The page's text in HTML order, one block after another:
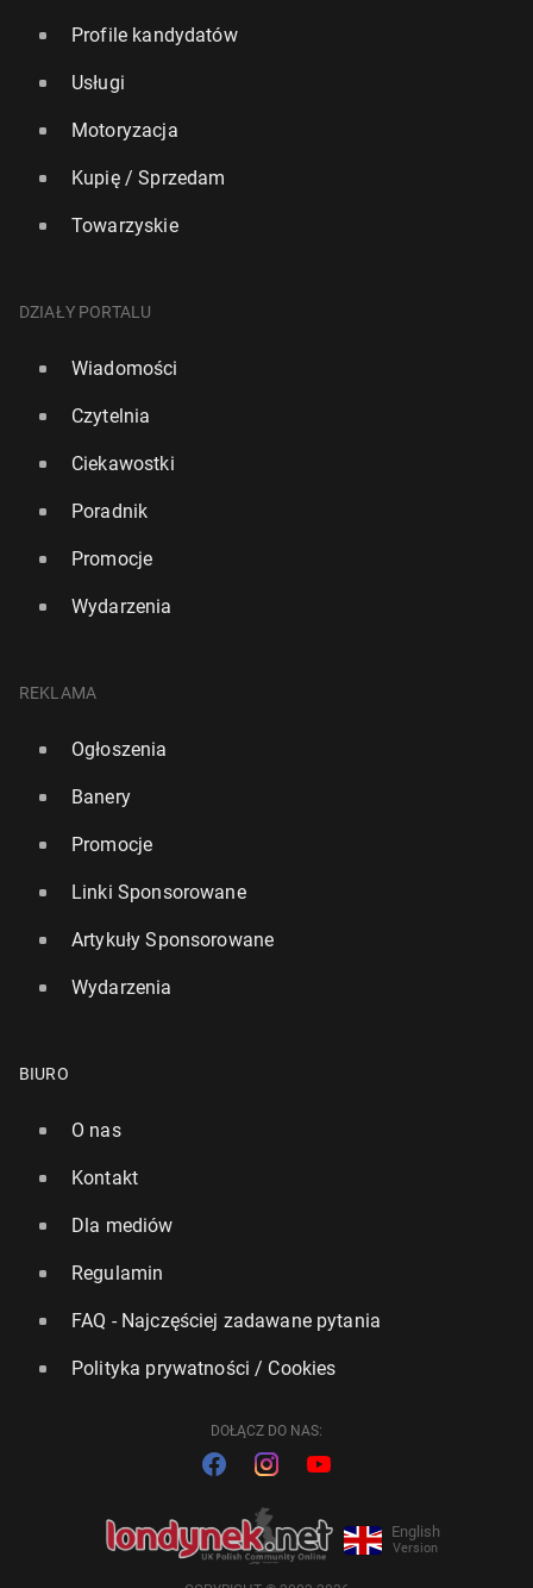
Profile kandydatów
Usługi
Motoryzacja
Kupię / Sprzedam
Towarzyskie
DZIAŁY PORTALU
Wiadomości
Czytelnia
Ciekawostki
Poradnik
Promocje
Wydarzenia
REKLAMA
Ogłoszenia
Banery
Promocje
Linki Sponsorowane
Artykuły Sponsorowane
Wydarzenia
BIURO
O nas
Kontakt
Dla mediów
Regulamin
FAQ - Najczęściej zadawane pytania
Polityka prywatności / Cookies
DOŁĄCZ DO NAS:
English
Version